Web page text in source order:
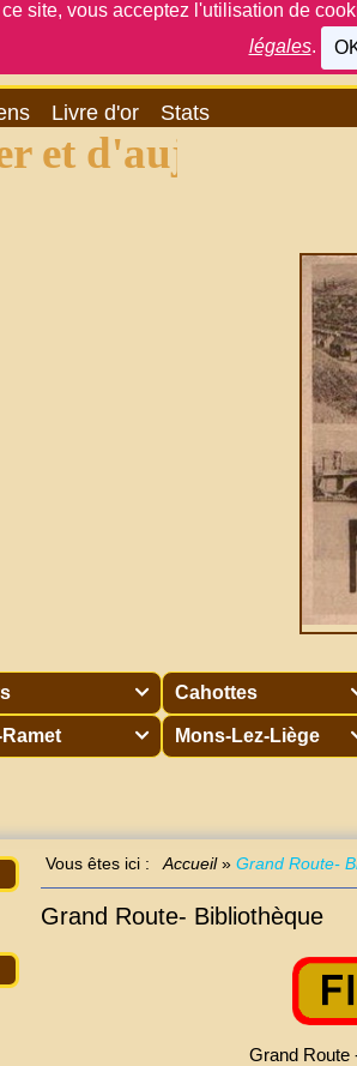
site, vous acceptez l'utilisation de
légales.
Livre d'or Stats
d'aujourd'hui
 Cahottes
Ramet  Mons-Lez-Liège
Vous êtes ici : Accueil» Grand Route-
Grand Route- Bibliothèque
Grand Route